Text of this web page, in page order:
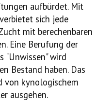
aufbürdet. Mit
sich jede
mit berechenbaren
Eine Berufung der
"Unwissen" wird
Bestand haben. Das
von kynologischem
ausgehen.